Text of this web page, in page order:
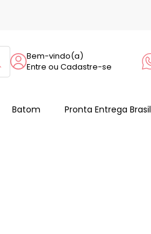
Bem-vindo(a)
Entre ou Cadastre-se
Batom Pronta Entrega Brasil